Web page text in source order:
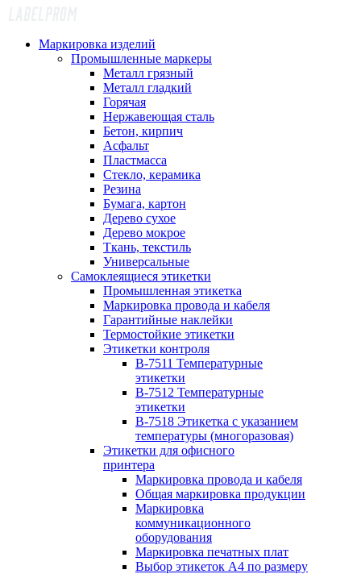
Маркировка изделий
Промышленные маркеры
Металл грязный
Металл гладкий
Горячая
Нержавеющая сталь
Бетон, кирпич
Асфальт
Пластмасса
Стекло, керамика
Резина
Бумага, картон
Дерево сухое
Дерево мокрое
Ткань, текстиль
Универсальные
Самоклеящиеся этикетки
Промышленная этикетка
Маркировка провода и кабеля
Гарантийные наклейки
Термостойкие этикетки
Этикетки контроля
B-7511 Температурные
этикетки
B-7512 Температурные
этикетки
B-7518 Этикетка с указанием
температуры (многоразовая)
Этикетки для офисного
принтера
Маркировка провода и кабеля
Общая маркировка продукции
Маркировка
коммуникационного
оборудования
Маркировка печатных плат
Выбор этикеток А4 по размеру